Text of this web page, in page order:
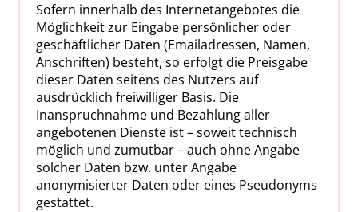
Sofern innerhalb des Internetangebotes die
Möglichkeit zur Eingabe persönlicher oder
geschäftlicher Daten (Emailadressen, Namen,
Anschriften) besteht, so erfolgt die Preisgabe
dieser Daten seitens des Nutzers auf
ausdrücklich freiwilliger Basis. Die
Inanspruchnahme und Bezahlung aller
angebotenen Dienste ist – soweit technisch
möglich und zumutbar – auch ohne Angabe
solcher Daten bzw. unter Angabe
anonymisierter Daten oder eines Pseudonyms
gestattet.